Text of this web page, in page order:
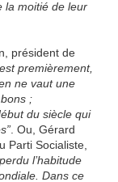
la moitié de leur
président de
premièrement,
ne vaut une
;
du siècle qui
. Ou, Gérard
Parti Socialiste,
l’habitude
Dans ce